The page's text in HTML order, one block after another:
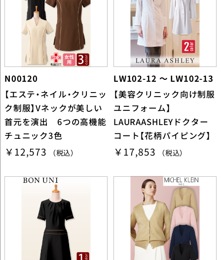
N00120
【エステ・ネイル・クリニッ
ク制服】Vネックが美しい
首元を演出 6つの高機能
チュニック3色
￥12,573 （税込）
LW102-12 ～ LW102-13
【美容クリニック向け制服
ユニフォーム】
LAURAASHLEYドクター
コート【花柄パイピング】
￥17,853 （税込）